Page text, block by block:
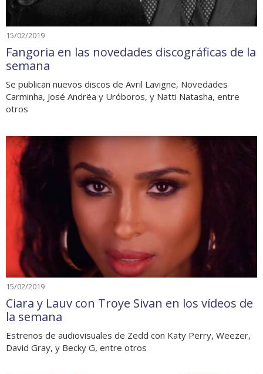
15/02/2019
Fangoria en las novedades discográficas de la
semana
Se publican nuevos discos de Avril Lavigne, Novedades
Carminha, José Andrëa y Uróboros, y Natti Natasha, entre
otros
15/02/2019
Ciara y Lauv con Troye Sivan en los vídeos de
la semana
Estrenos de audiovisuales de Zedd con Katy Perry, Weezer,
David Gray, y Becky G, entre otros